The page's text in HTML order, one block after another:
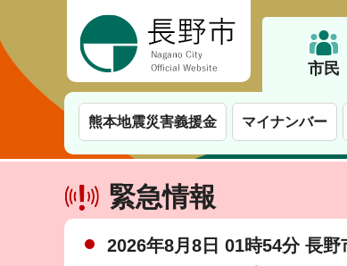
市民
熊本地震災害義援金 マイナンバー
緊急情報
2026年8月8日 01時54分 長